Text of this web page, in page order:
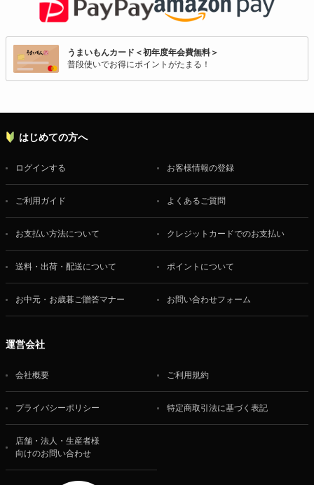
うまいもんカード＜初年度年会費無料＞
普段使いでお得にポイントがたまる！
はじめての方へ
ログインする お客様情報の登録
ご利用ガイド よくあるご質問
お支払い方法について クレジットカードでのお支払い
送料・出荷・配送について ポイントについて
お中元・お歳暮ご贈答マナー お問い合わせフォーム
運営会社
会社概要 ご利用規約
プライバシーポリシー 特定商取引法に基づく表記
店舗・法人・生産者様
向けのお問い合わせ